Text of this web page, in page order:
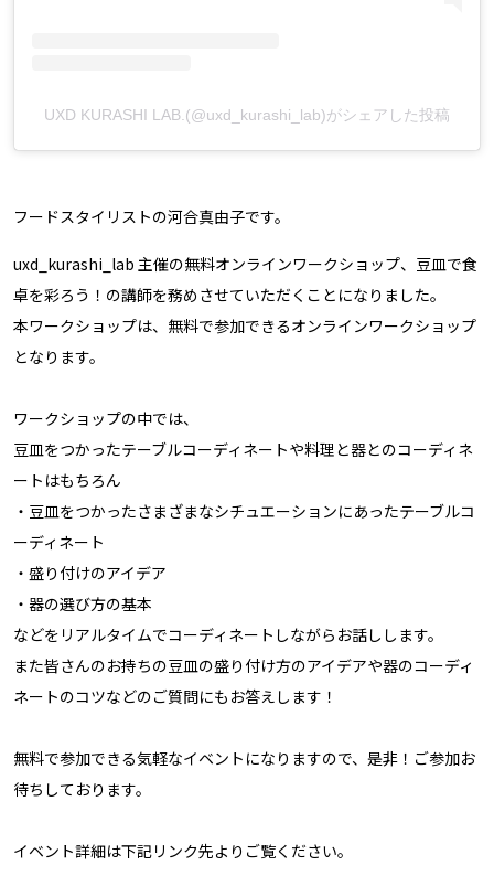
UXD KURASHI LAB.(@uxd_kurashi_lab)がシェアした投稿
フードスタイリストの河合真由子です。
uxd_kurashi_lab 主催の無料オンラインワークショップ、豆皿で食
卓を彩ろう！の講師を務めさせていただくことになりました。
本ワークショップは、無料で参加できるオンラインワークショップ
となります。
ワークショップの中では、
豆皿をつかったテーブルコーディネートや料理と器とのコーディネ
ートはもちろん
・豆皿をつかったさまざまなシチュエーションにあったテーブルコ
ーディネート
・盛り付けのアイデア
・器の選び方の基本
などをリアルタイムでコーディネートしながらお話しします。
また皆さんのお持ちの豆皿の盛り付け方のアイデアや器のコーディ
ネートのコツなどのご質問にもお答えします！
無料で参加できる気軽なイベントになりますので、是非！ご参加お
待ちしております。
イベント詳細は下記リンク先よりご覧ください。